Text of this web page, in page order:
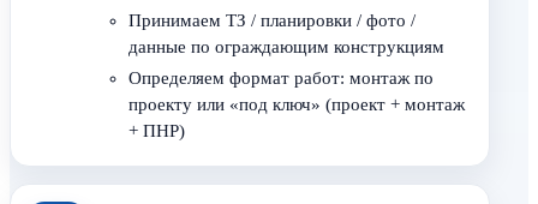
Принимаем ТЗ / планировки / фото /
данные по ограждающим конструкциям
Определяем формат работ: монтаж по
проекту или «под ключ» (проект + монтаж
+ ПНР)